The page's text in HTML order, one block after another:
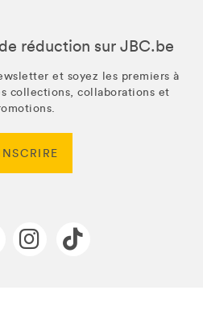
réduction sur JBC.be
et soyez les premiers à
collections, collaborations et